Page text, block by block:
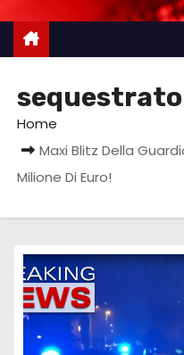
sequestrato
Home
Maxi Blitz Della
Milione Di Euro!